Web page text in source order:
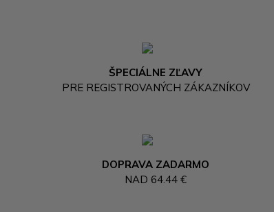
ŠPECIÁLNE ZĽAVY
PRE REGISTROVANÝCH ZÁKAZNÍKOV
DOPRAVA ZADARMO
NAD 64.44 €